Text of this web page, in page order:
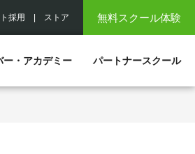
無料スクール体験
採用 ストア
ー・アカデミー パートナースクール